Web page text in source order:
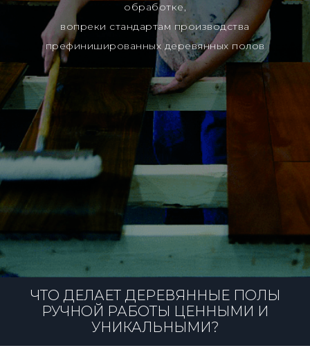
обработке,
вопреки стандартам производства
префинишированных деревянных полов
ЧТО ДЕЛАЕТ ДЕРЕВЯННЫЕ ПОЛЫ
РУЧНОЙ РАБОТЫ ЦЕННЫМИ И
УНИКАЛЬНЫМИ?